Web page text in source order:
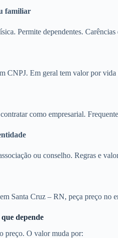
familiar
Permite dependentes.
CNPJ. Em geral tem valor por
como empresarial.
ou conselho. Regras e
Santa Cruz – RN, peça preço no
depende
preço. O valor muda por: